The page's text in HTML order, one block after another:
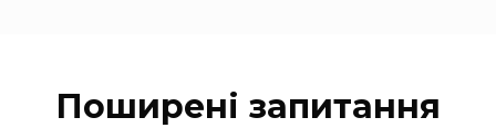
Поширені запитання